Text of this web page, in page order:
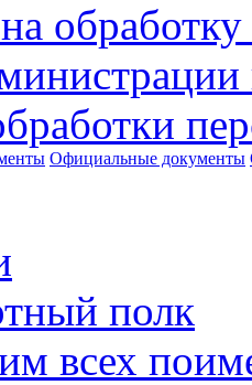
Официальные документы
полк
всех